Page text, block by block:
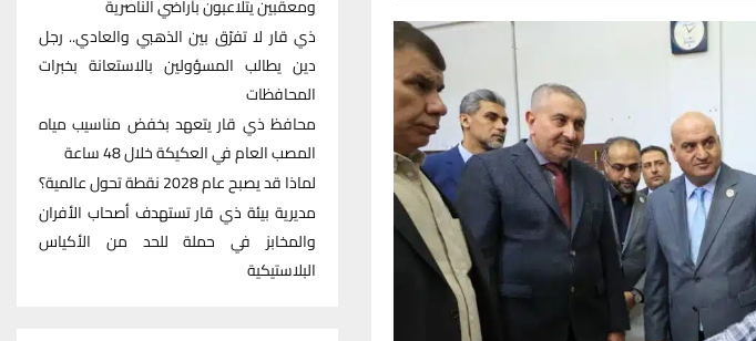
ومعقبين يتلاعبون بأراضي الناصرية
ذي قار لا تفرّق بين الذهبي والعادي.. رجل
دين يطالب المسؤولين بالاستعانة بخبرات
المحافظات
محافظ ذي قار يتعهد بخفض مناسيب مياه
المصب العام في العكيكة خلال 48 ساعة
لماذا قد يصبح عام 2028 نقطة تحول عالمية؟
مديرية بيئة ذي قار تستهدف أصحاب الأفران
والمخابز في حملة للحد من الأكياس
البلاستيكية